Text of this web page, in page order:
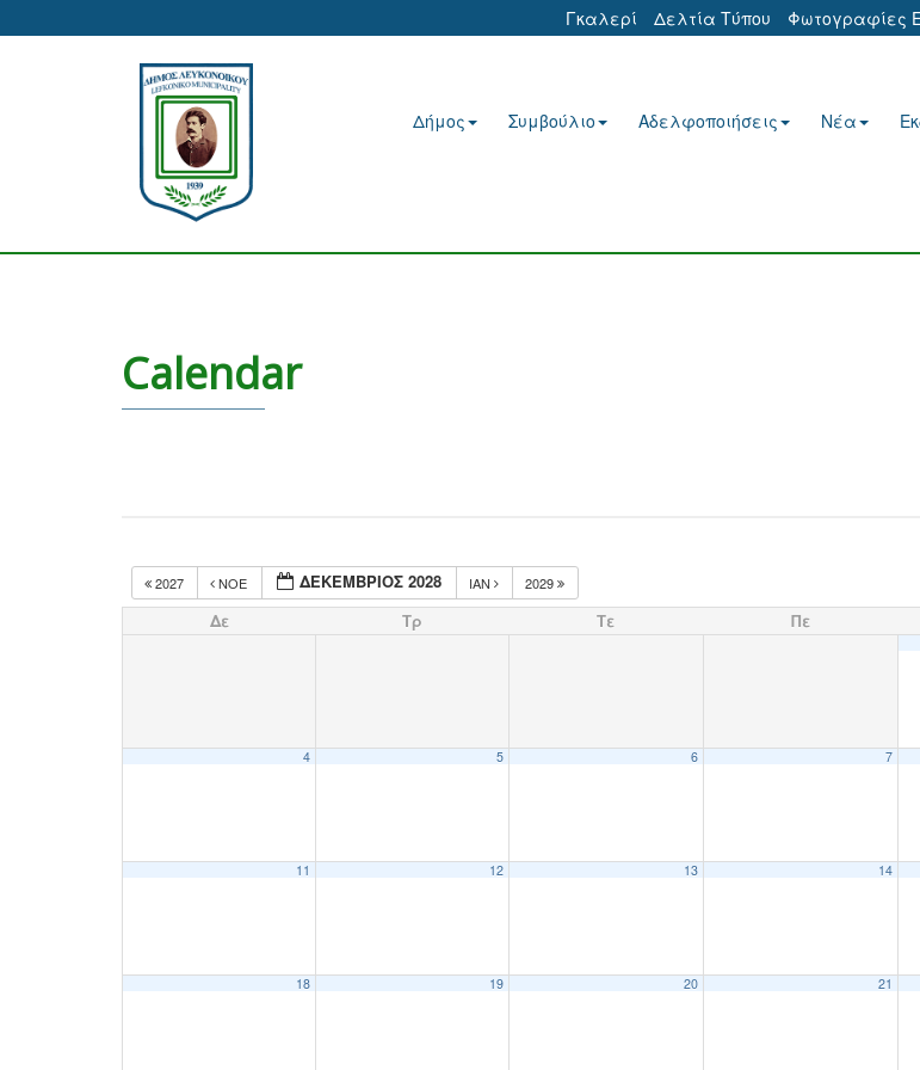
Γκαλερί Δελτία Τύπου Φωτογραφίες
Δήμος Συμβούλιο Αδελφοποιήσεις Νέα
Calendar
2027 ΝΟΈ ΔΕΚΈΜΒΡΙΟΣ 2028 ΙΑΝ 2029
Δε Τρ Τε Πε
4 5 6 7
11 12 13 14
18 19 20 21